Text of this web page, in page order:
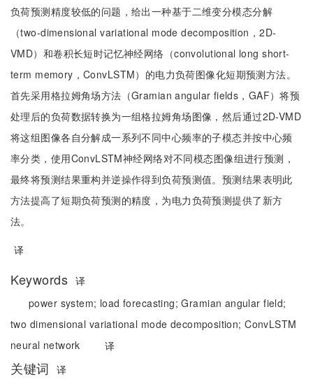
负荷预测精度较低的问题，给出一种基于二维变分模态分解
（two-dimensional variational mode decomposition，2D-
VMD）和卷积长短时记忆神经网络（convolutional long short-
term memory，ConvLSTM）的电力负荷图像化短期预测方法。
首先采用格拉姆角场方法（Gramian angular fields，GAF）将预
处理后的负荷数据转换为一组格拉姆角场图像，然后通过2D-VMD
将这组图像各自分解成一系列不同中心频率的子模态并按中心频
率分类，使用ConvLSTM神经网络对不同模态图像组进行预测，
最终将预测结果重构并逆操作得到负荷预测值。预测结果表明此
方法提高了短期负荷预测的精度，为电力负荷预测提供了新方
法。
译
Keywords 译
power system; load forecasting;Gramian angular field;
two dimensional variational mode decomposition;ConvLSTM
neural network
译
关键词
译